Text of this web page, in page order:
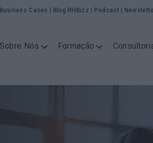
Business Cases Blog RHBizz Podcast
Sobre Nós Formação